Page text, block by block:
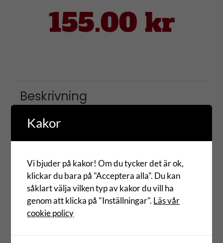
155.00 kr
Beskrivning
Tilläggsinformation
Recensioner
Beskrivning
The Rag Companys“ULTRA Line”fortsätter att växa med
ULTRA Wash Pad.
Kakor
Vi bjuder på kakor! Om du tycker det är ok,
klickar du bara på "Acceptera alla". Du kan
såklart välja vilken typ av kakor du vill ha
genom att klicka på "Inställningar". Läs vår
cookie policy